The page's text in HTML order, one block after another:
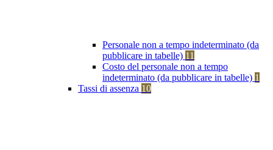
Personale non a tempo indeterminato (da
pubblicare in tabelle) 11
Costo del personale non a tempo
indeterminato (da pubblicare in tabelle) 1
Tassi di assenza 10